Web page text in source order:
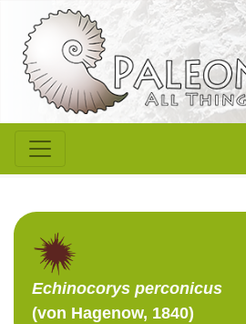
Echinocorys perconicus
(von Hagenow, 1840)